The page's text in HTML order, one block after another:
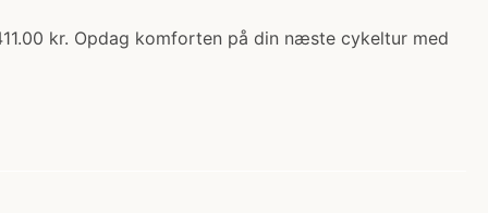
kr. Opdag komforten på din næste cykeltur med